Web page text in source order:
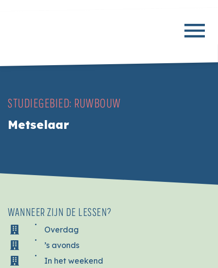
STUDIEGEBIED: RUWBOUW
Metselaar
WANNEER ZIJN DE LESSEN?
Overdag
’s avonds
In het weekend